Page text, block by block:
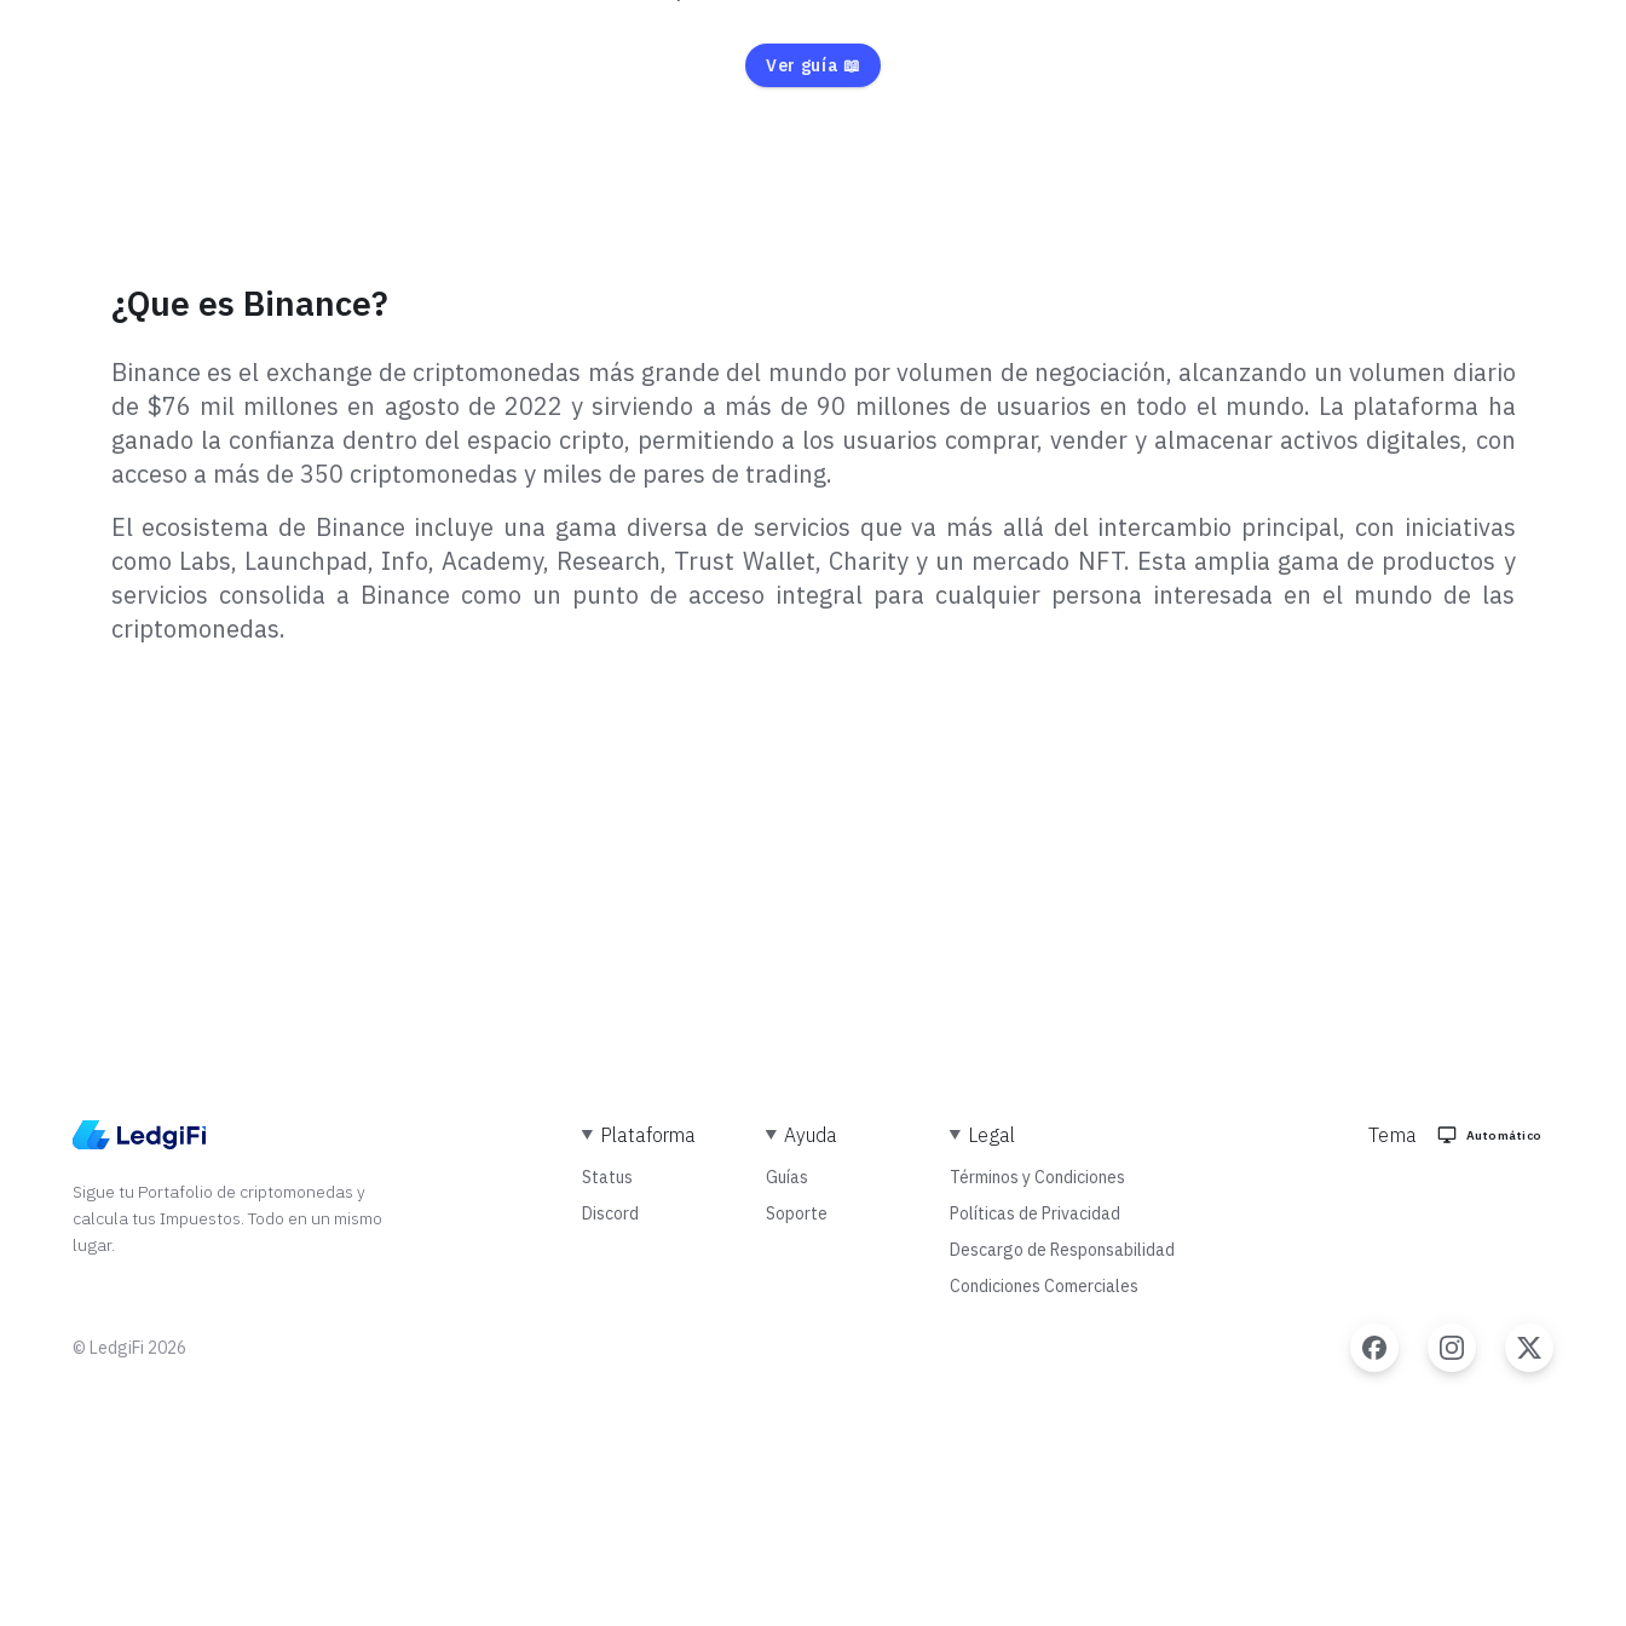
Ver guía 📖
¿Que es Binance?
Binance es el exchange de criptomonedas más grande del mundo por volumen de negociación, alcanzando un volumen diario
de $76 mil millones en agosto de 2022 y sirviendo a más de 90 millones de usuarios en todo el mundo. La plataforma ha
ganado la confianza dentro del espacio cripto, permitiendo a los usuarios comprar, vender y almacenar activos digitales, con
acceso a más de 350 criptomonedas y miles de pares de trading.
El ecosistema de Binance incluye una gama diversa de servicios que va más allá del intercambio principal, con iniciativas
como Labs, Launchpad, Info, Academy, Research, Trust Wallet, Charity y un mercado NFT. Esta amplia gama de productos y
servicios consolida a Binance como un punto de acceso integral para cualquier persona interesada en el mundo de las
criptomonedas.
Sigue tu Portafolio de criptomonedas y
calcula tus Impuestos. Todo en un mismo
lugar.
Plataforma
Status
Discord
Ayuda
Guías
Soporte
Legal
Términos y Condiciones
Políticas de Privacidad
Descargo de Responsabilidad
Condiciones Comerciales
Tema Automático
© LedgiFi 2026